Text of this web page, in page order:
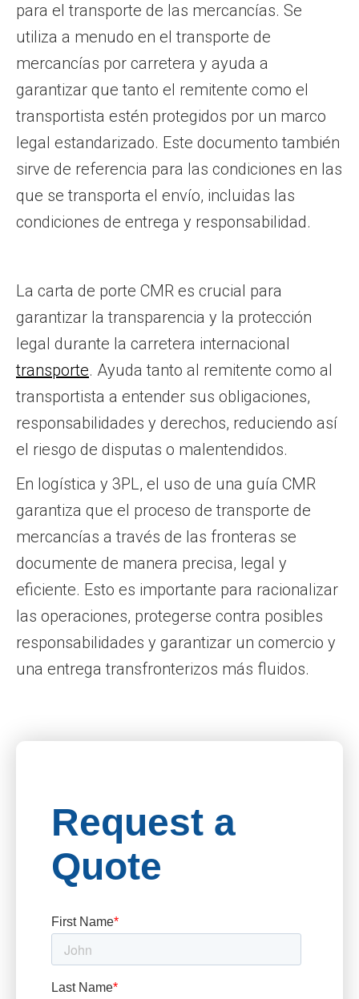
para el transporte de las mercancías. Se
utiliza a menudo en el transporte de
mercancías por carretera y ayuda a
garantizar que tanto el remitente como el
transportista estén protegidos por un marco
legal estandarizado. Este documento también
sirve de referencia para las condiciones en las
que se transporta el envío, incluidas las
condiciones de entrega y responsabilidad.
La carta de porte CMR es crucial para
garantizar la transparencia y la protección
legal durante la carretera internacional
transporte. Ayuda tanto al remitente como al
transportista a entender sus obligaciones,
responsabilidades y derechos, reduciendo así
el riesgo de disputas o malentendidos.
En logística y 3PL, el uso de una guía CMR
garantiza que el proceso de transporte de
mercancías a través de las fronteras se
documente de manera precisa, legal y
eficiente. Esto es importante para racionalizar
las operaciones, protegerse contra posibles
responsabilidades y garantizar un comercio y
una entrega transfronterizos más fluidos.